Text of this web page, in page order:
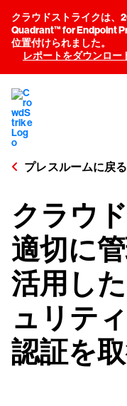
クラウドストライクは、
Quadrant™ for Endpoint
位置付けられました。
レポートをダウンロー
プレスルームに戻る
クラウ
適切に
活用し
ュリテ
認証を